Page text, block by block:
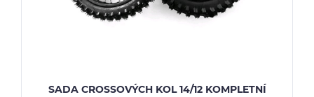
SADA CROSSOVÝCH KOL 14/12 KOMPLETNÍ